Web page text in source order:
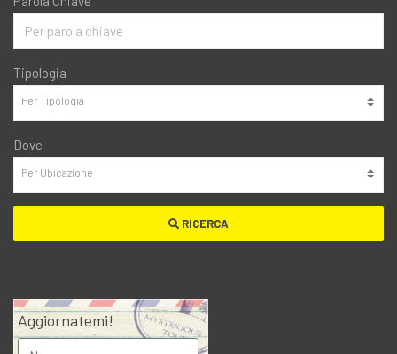
Tipologia
Dove
RICERCA
Aggiornatemi!